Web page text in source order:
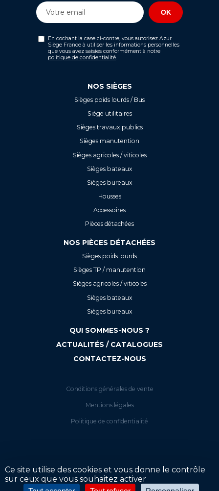
Votre tarif
En cochant la case ci-contre, vous autorisez Azur
Siège France à utiliser les informations personnelles
que vous avez saisies conformément à notre
politique de confidentialité.
NOS SIÈGES
Sièges poids lourds / Bus
Siège utilitaires
Sièges travaux publics
Sièges manutention
Sièges agricoles / viticoles
Sièges bateaux
Sièges bureaux
Housses
Accessoires
Pièces détachées
NOS PIÈCES DÉTACHÉES
Sièges poids lourds
Sièges TP / manutention
Sièges agricoles / viticoles
Sièges bateaux
Sièges bureaux
QUI SOMMES-NOUS ?
ACTUALITÉS / CATALOGUES
CONTACTEZ-NOUS
Conditions générales de vente
Mentions légales
Politique de confidentialité
Ce site utilise des cookies et vous donne le contrôle
sur ceux que vous souhaitez activer